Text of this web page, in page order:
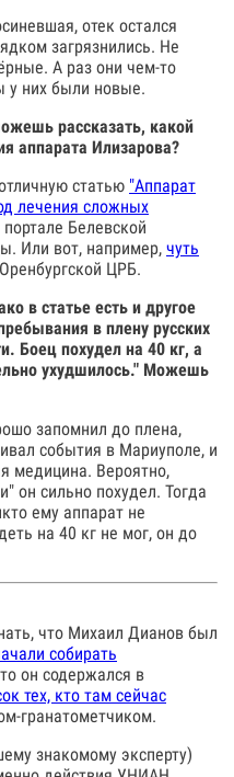
отек остался
загрязнились. Не
А раз они чем-то
у них были новые.
рассказать, какой
аппарата Илизарова?
статью "Аппарат
лечения сложных
Белевской
Или вот, например, чуть
ЦРБ.
в статье есть и другое
в плену русских
Боец похудел на 40 кг, а
ухудшилось." Можешь
запомнил до плена,
события в Мариуполе, и
медицина. Вероятно,
он сильно похудел. Тогда
ему аппарат не
на 40 кг не мог, он до
что Михаил Дианов был
собирать
он содержался в
тех, кто там сейчас
гранатометчиком.
знакомому эксперту)